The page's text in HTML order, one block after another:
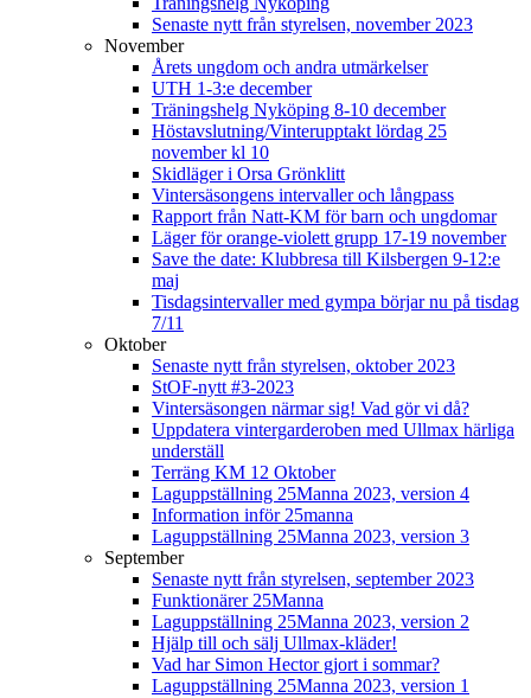
Senaste nytt från styrelsen, november 2023
November
Årets ungdom och andra utmärkelser
UTH 1-3:e december
Träningshelg Nyköping 8-10 december
Höstavslutning/Vinterupptakt lördag 25
november kl 10
Skidläger i Orsa Grönklitt
Vintersäsongens intervaller och långpass
Rapport från Natt-KM för barn och ungdomar
Läger för orange-violett grupp 17-19 november
Save the date: Klubbresa till Kilsbergen 9-12:e
maj
Tisdagsintervaller med gympa börjar nu på tisdag
7/11
Oktober
Senaste nytt från styrelsen, oktober 2023
StOF-nytt #3-2023
Vintersäsongen närmar sig! Vad gör vi då?
Uppdatera vintergarderoben med Ullmax härliga
underställ
Terräng KM 12 Oktober
Laguppställning 25Manna 2023, version 4
Information inför 25manna
Laguppställning 25Manna 2023, version 3
September
Senaste nytt från styrelsen, september 2023
Funktionärer 25Manna
Laguppställning 25Manna 2023, version 2
Hjälp till och sälj Ullmax-kläder!
Vad har Simon Hector gjort i sommar?
Laguppställning 25Manna 2023, version 1